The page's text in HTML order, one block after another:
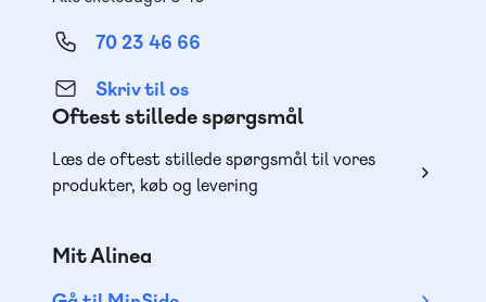
70 23 46 66
Skriv til os
Oftest stillede spørgsmål
Læs de oftest stillede spørgsmål til vores
produkter, køb og levering
Mit Alinea